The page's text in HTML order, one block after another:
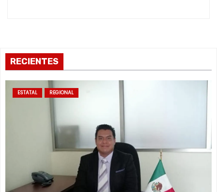
RECIENTES
ESTATAL REGIONAL